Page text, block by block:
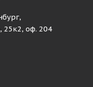
25к2, оф. 204